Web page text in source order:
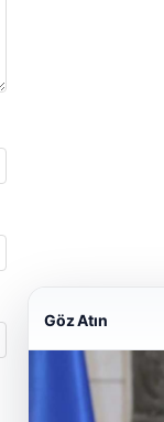
Göz Atın